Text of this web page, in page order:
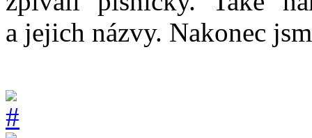
a jejich názvy. Nakonec